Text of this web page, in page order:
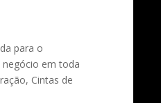
para o
em toda
Cintas de